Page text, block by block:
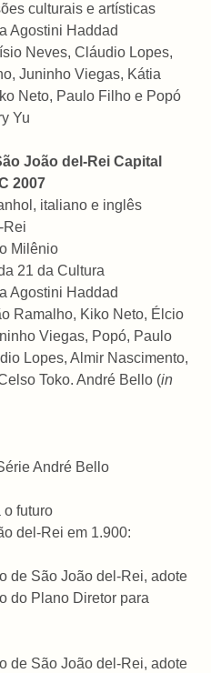
culturais e artísticas
Agostini Haddad
Neves, Cláudio Lopes,
Juninho Viegas, Kátia
Neto, Paulo Filho e Popó
Yu
João del-Rei Capital
2007
italiano e inglês
Rei
Milênio
21 da Cultura
Agostini Haddad
Ramalho, Kiko Neto, Élcio
Viegas, Popó, Paulo
Lopes, Almir Nascimento,
Toko. André Bello (in
André Bello
o futuro
del-Rei em 1.900:
de São João del-Rei, adote
do Plano Diretor para
de São João del-Rei, adote